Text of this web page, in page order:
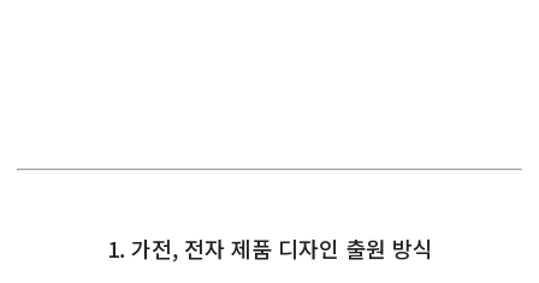
1. 가전, 전자 제품 디자인 출원 방식